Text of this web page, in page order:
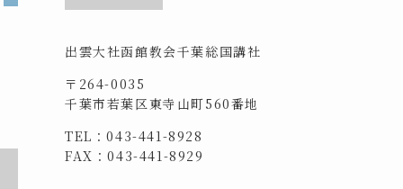
出雲大社函館教会千葉総国講社
〒264-0035
千葉市若葉区東寺山町560番地
TEL：043-441-8928
FAX：043-441-8929